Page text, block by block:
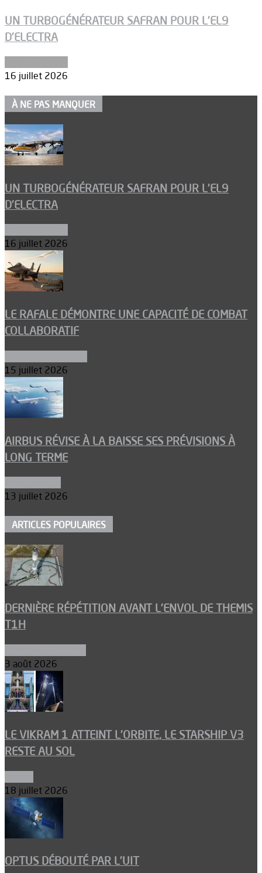
UN TURBOGÉNÉRATEUR SAFRAN POUR L’EL9
D’ELECTRA
16 juillet 2026
À NE PAS MANQUER
UN TURBOGÉNÉRATEUR SAFRAN POUR L’EL9
D’ELECTRA
16 juillet 2026
LE RAFALE DÉMONTRE UNE CAPACITÉ DE COMBAT
COLLABORATIF
15 juillet 2026
AIRBUS RÉVISE À LA BAISSE SES PRÉVISIONS À
LONG TERME
13 juillet 2026
ARTICLES POPULAIRES
DERNIÈRE RÉPÉTITION AVANT L’ENVOL DE THEMIS
T1H
3 août 2026
LE VIKRAM 1 ATTEINT L’ORBITE, LE STARSHIP V3
RESTE AU SOL
18 juillet 2026
OPTUS DÉBOUTÉ PAR L’UIT